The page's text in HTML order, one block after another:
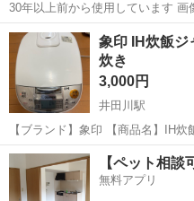
30年以上前から使用しています 画像追
時 この状態でお渡しになります 包装などはいたしません。 ドンキホ
ーテ駐車場 三重県名張市役所の
ー、コンビニの駐車場(...
三重 名張市 名張駅 その
象印 IH炊飯ジ
炊き
3,000円
井田川駅
【ブランド】象印 【商品名】IH
容量】5.5合炊き 【カラー】ホワ
せん。 よろしくお願い致します。
三重 亀山市 井田川駅
【ペット相談
無料アプリ